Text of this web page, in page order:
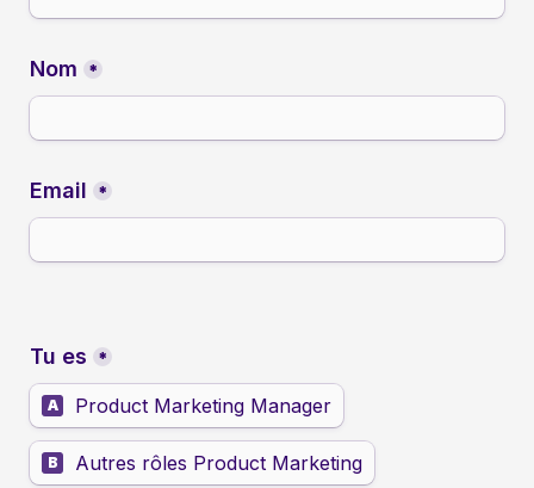
Nom *
Email *
Tu es *
A Product Marketing Manager
B Autres rôles Product Marketing